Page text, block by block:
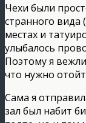
Чехи были
странного вида
местах и
улыбалось
Поэтому я
что нужно
Сама я
зал был набит